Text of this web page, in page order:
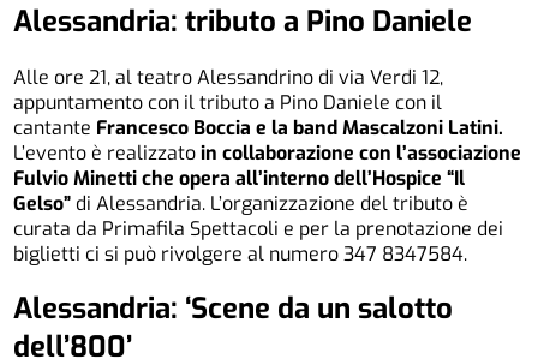
Alessandria: tributo a Pino Daniele
Alle ore 21, al teatro Alessandrino di via Verdi 12,
appuntamento con il tributo a Pino Daniele con il
cantante Francesco Boccia e la band Mascalzoni Latini.
L’evento è realizzatoin collaborazione con l’associazione
Fulvio Minetti che opera all’interno dell’Hospice “Il
Gelso” di Alessandria. L’organizzazione del tributo è
curata da Primafila Spettacoli e per la prenotazione dei
biglietti ci si può rivolgere al numero 347 8347584.
Alessandria: ‘Scene da un salotto
dell’800’